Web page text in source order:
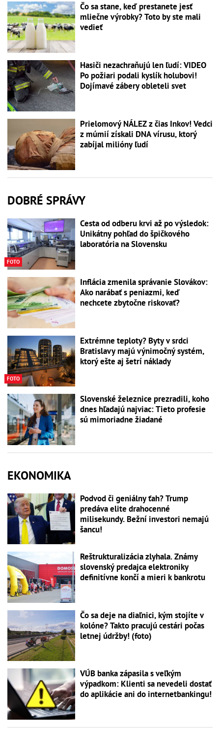
Čo sa stane, keď prestanete jesť
mliečne výrobky? Toto by ste mali
vedieť
Hasiči nezachraňujú len ľudí: VIDEO
Po požiari podali kyslík holubovi!
Dojímavé zábery obleteli svet
Prielomový NÁLEZ z čias Inkov! Vedci
z múmií získali DNA vírusu, ktorý
zabíjal milióny ľudí
DOBRÉ SPRÁVY
FOTO
Cesta od odberu krvi až po výsledok:
Unikátny pohľad do špičkového
laboratória na Slovensku
Inflácia zmenila správanie Slovákov:
Ako narábať s peniazmi, keď
nechcete zbytočne riskovať?
FOTO
Extrémne teploty? Byty v srdci
Bratislavy majú výnimočný systém,
ktorý ešte aj šetrí náklady
Slovenské železnice prezradili, koho
dnes hľadajú najviac: Tieto profesie
sú mimoriadne žiadané
EKONOMIKA
Podvod či geniálny ťah? Trump
predáva elite drahocenné
milisekundy. Bežní investori nemajú
šancu!
Reštrukturalizácia zlyhala. Známy
slovenský predajca elektroniky
definitívne končí a mieri k bankrotu
Čo sa deje na diaľnici, kým stojíte v
kolóne? Takto pracujú cestári počas
letnej údržby! (foto)
VÚB banka zápasila s veľkým
výpadkom: Klienti sa nevedeli dostať
do aplikácie ani do internetbankingu!